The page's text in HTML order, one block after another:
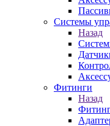
Системы
Назад
Фитинги
Назад